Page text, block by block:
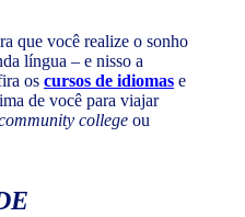
que você realize o sonho
língua – e nisso a
os cursos de idiomas e
de você para viajar
college ou